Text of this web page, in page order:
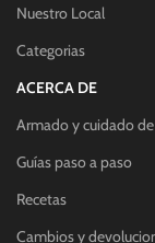
Nuestro Local
Categorias
ACERCA DE
Armado y cuidado
Guías paso a paso
Recetas
Cambios y